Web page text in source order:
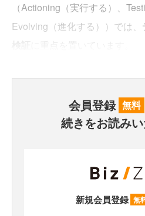
（Actioning（実行する）、
Evolving（進化する））では、
会員登録 無料
続きをお読み
新規会員登録 無